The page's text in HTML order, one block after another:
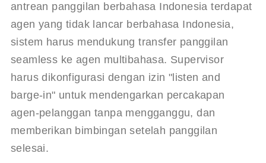
antrean panggilan berbahasa Indonesia terdapat
agen yang tidak lancar berbahasa Indonesia,
sistem harus mendukung transfer panggilan
seamless ke agen multibahasa. Supervisor
harus dikonfigurasi dengan izin "listen and
barge-in" untuk mendengarkan percakapan
agen-pelanggan tanpa mengganggu, dan
memberikan bimbingan setelah panggilan
selesai.